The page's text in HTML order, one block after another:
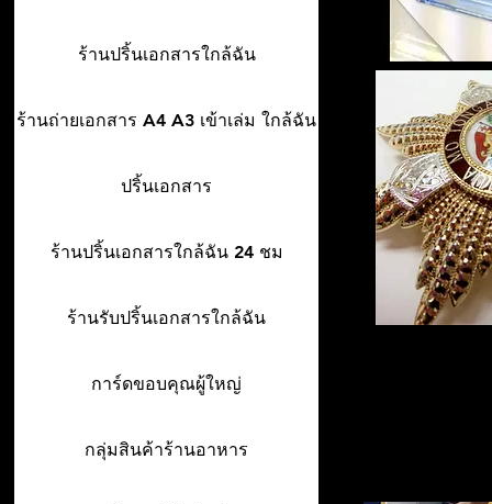
ร้านปริ้นเอกสารใกล้ฉัน
ร้านถ่ายเอกสาร A4 A3 เข้าเล่ม ใกล้ฉัน
ปริ้นเอกสาร
ร้านปริ้นเอกสารใกล้ฉัน 24 ชม
ร้านรับปริ้นเอกสารใกล้ฉัน
การ์ดขอบคุณผู้ใหญ่
กลุ่มสินค้าร้านอาหาร